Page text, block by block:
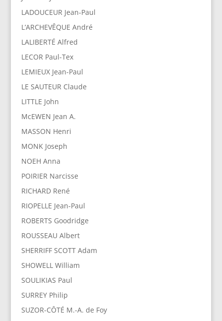
LADOUCEUR Jean-Paul
L’ARCHEVÊQUE André
LALIBERTÉ Alfred
LECOR Paul-Tex
LEMIEUX Jean-Paul
LE SAUTEUR Claude
LITTLE John
McEWEN Jean A.
MASSON Henri
MONK Joseph
NOEH Anna
POIRIER Narcisse
RICHARD René
RIOPELLE Jean-Paul
ROBERTS Goodridge
ROUSSEAU Albert
SHERRIFF SCOTT Adam
SHOWELL William
SOULIKIAS Paul
SURREY Philip
SUZOR-CÔTÉ M.-A. de Foy